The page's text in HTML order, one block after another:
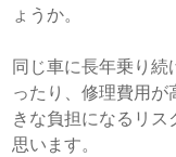
ょうか。
同じ車に長年乗り続
ったり、修理費用
きな負担になるリス
思います。